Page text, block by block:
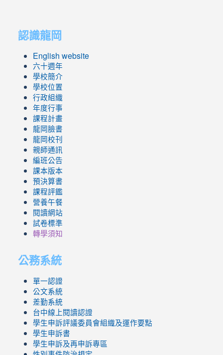
認識龍岡
English website
六十週年
學校簡介
學校位置
行政組織
年度行事
課程計畫
龍岡臉書
龍岡校刊
親師通訊
編班公告
課本版本
預決算書
課程評鑑
營養午餐
閱讀網站
試卷標準
轉學須知
公務系統
單一認證
公文系統
差勤系統
台中線上閱讀認證
學生申訴評議委員會組織及運作要點
學生申訴書
學生申訴及再申訴專區